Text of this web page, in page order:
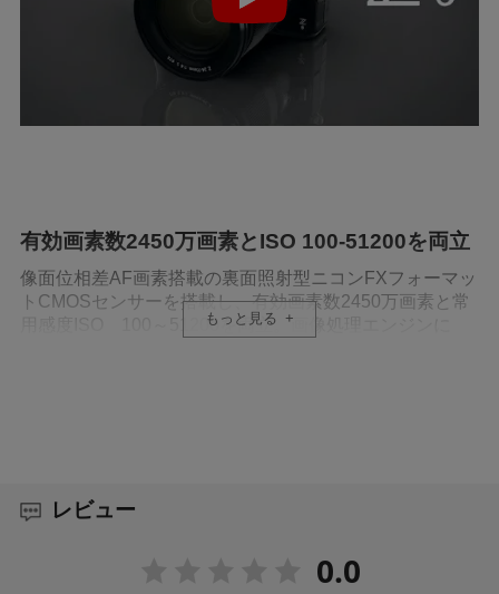
有効画素数2450万画素とISO 100-51200を両立
像面位相差AF画素搭載の裏面照射型ニコンFXフォーマッ
トCMOSセンサーを搭載し、有効画素数2450万画素と常
用感度ISO 100～51200を両立。画像処理エンジンに
90%という広い範囲をカバー。FXフォーマットセンサー
トAFを自動的に切り換え、状況に適した方式でピント合
もっと見る
レビュー
0.0